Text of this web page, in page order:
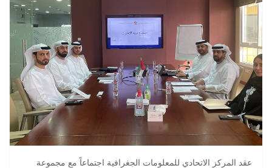
عقد المركز الاتحادي للمعلومات الجغرافية اجتماعاً مع مجموعة